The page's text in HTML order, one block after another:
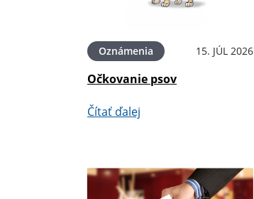
Oznámenia 15. JÚL 2026
Očkovanie psov
Čítať ďalej